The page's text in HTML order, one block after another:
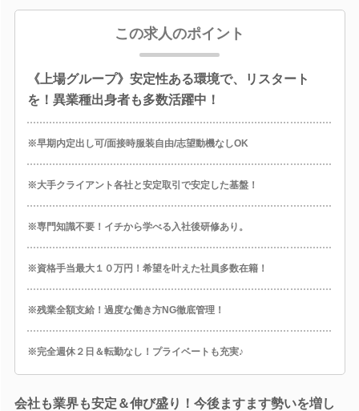
この求人のポイント
《上場グループ》安定性ある環境で、リスタート
を！異業種出身者も多数活躍中！
※早期内定出し可/面接時服装自由/志望動機なしOK
※大手クライアント各社と安定取引で安定した基盤！
※専門知識不要！イチから学べる入社後研修あり。
※資格手当最大１０万円！希望を叶えた社員多数在籍！
※残業全額支給！過度な働き方NG徹底管理！
※完全週休２日＆転勤なし！プライベートも充実♪
会社も業界も安定＆伸び盛り！今後ますます勢いを増し